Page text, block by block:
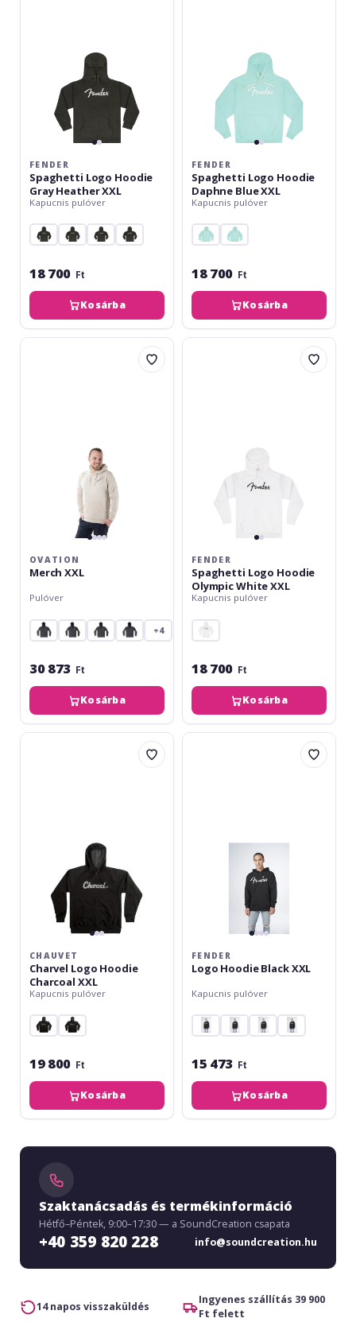
FENDER
Spaghetti Logo Hoodie
Gray Heather XXL
Kapucnis pulóver
18 700 Ft
Kosárba
FENDER
Spaghetti Logo Hoodie
Daphne Blue XXL
Kapucnis pulóver
18 700 Ft
Kosárba
Ovation
OVATION
Merch XXL
Pulóver
+4
30 873 Ft
Kosárba
Fender
FENDER
Spaghetti Logo Hoodie
Olympic White XXL
Kapucnis pulóver
18 700 Ft
Kosárba
Chauvet
CHAUVET
Charvel Logo Hoodie
Charcoal XXL
Kapucnis pulóver
19 800 Ft
Kosárba
Fender
FENDER
Logo Hoodie Black XXL
Kapucnis pulóver
15 473 Ft
Kosárba
Szaktanácsadás és termékinformáció
Hétfő–Péntek, 9:00–17:30 — a SoundCreation csapata
+40 359 820 228 info@soundcreation.hu
14 napos visszaküldés
Ingyenes szállítás 39 900
Ft felett